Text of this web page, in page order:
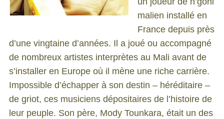
malien installé en
France depuis près
d’une vingtaine d’années. Il a joué ou accompagné
de nombreux artistes interprètes au Mali avant de
s’installer en Europe où il mène une riche carrière.
Impossible d’échapper à son destin – héréditaire –
de griot, ces musiciens dépositaires de l’histoire de
leur peuple. Son père, Mody Tounkara, était un des